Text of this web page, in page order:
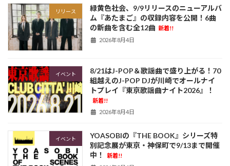
リリース
緑黄色社会、9/9リリースのニューアルバ
ム『あたまご』の収録内容を公開！6曲
の新曲を含む全12曲 新着!!
2026年8月4日
イベント
8/21はJ-POP＆歌謡曲で盛り上がる！70
組越えのJ-POP DJが川崎でオールナイ
トプレイ『東京歌謡曲ナイト2026』！
新着!!
2026年8月4日
イベント
YOASOBIの『THE BOOK』シリーズ特
別記念展が東京・神保町で9/13まで開催
中！
新着!!